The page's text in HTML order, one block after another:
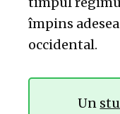
împins
occidental.
Un